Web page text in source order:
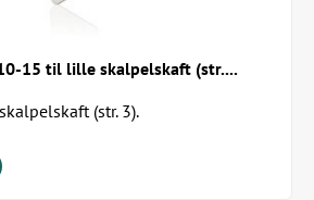
15 til lille skalpelskaft (str....
(str. 3).